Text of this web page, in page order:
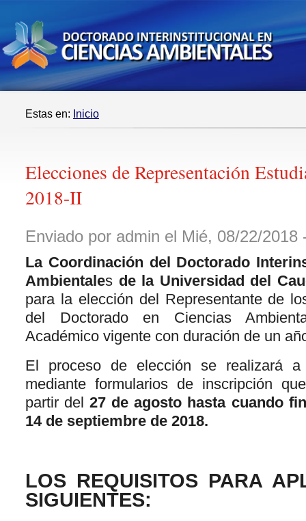
Estas en: Inicio
Elecciones de Representación
2018-II
Enviado por admin el Mié, 08/22/2018
La Coordinación del Doctorado
Ambientales de la Universidad del
para la elección del Representante de
del Doctorado en Ciencias
Académico vigente con duración de un
El proceso de elección se realizará
mediante formularios de inscripción
partir del27 de agosto hasta cuando
14 de septiembre de 2018.
LOS REQUISITOS PARA
SIGUIENTES: